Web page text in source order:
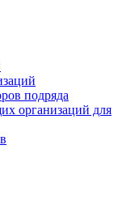
подряда
организаций для